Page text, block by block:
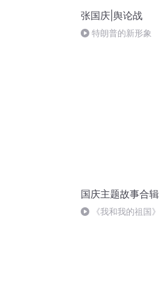
张国庆|舆论战
特朗普的新形象
国庆主题故事合辑
《我和我的祖国》